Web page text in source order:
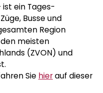
ist ein Tages-
Busse und
Region
meisten
(ZVON) und
Sie hierauf dieser